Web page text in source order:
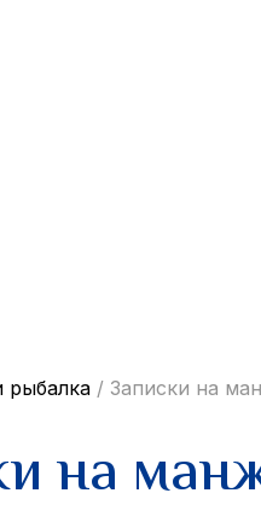
рыбалка / Записки на
на